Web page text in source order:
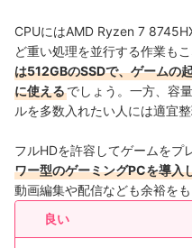
CPUにはAMD Ryzen 7
ど重い処理を並行する作業も
は512GBのSSDで、ゲームの
に使えるでしょう。一方、容
ルを多数入れたい人には適宜
フルHDを許容してゲームをプ
ワー型のゲーミングPCを導入
動画編集や配信なども余裕を
良い